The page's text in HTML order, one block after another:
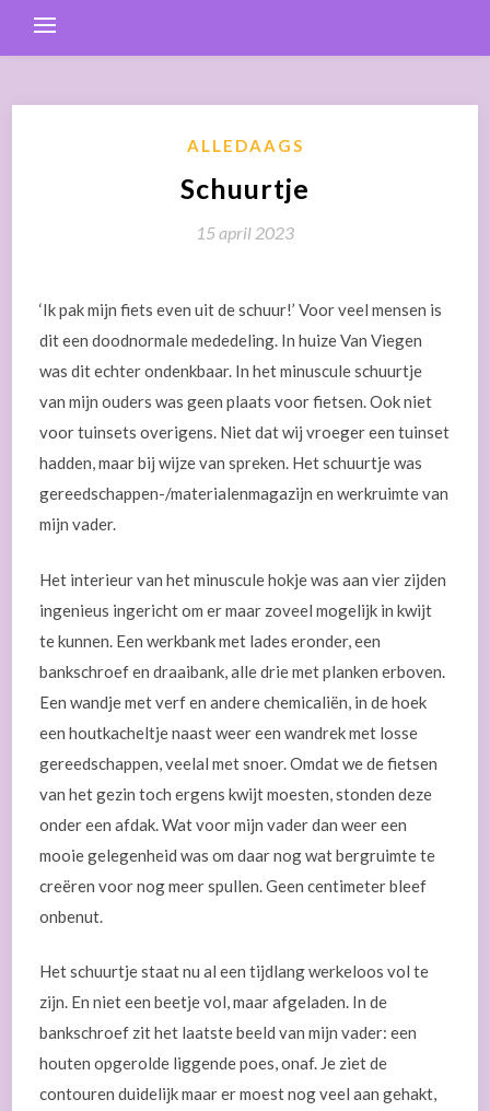
ALLEDAAGS
Schuurtje
15 april 2023
‘Ik pak mijn fiets even uit de schuur!’ Voor veel mensen is
dit een doodnormale mededeling. In huize Van Viegen
was dit echter ondenkbaar. In het minuscule schuurtje
van mijn ouders was geen plaats voor fietsen. Ook niet
voor tuinsets overigens. Niet dat wij vroeger een tuinset
hadden, maar bij wijze van spreken. Het schuurtje was
gereedschappen-/materialenmagazijn en werkruimte van
mijn vader.
Het interieur van het minuscule hokje was aan vier zijden
ingenieus ingericht om er maar zoveel mogelijk in kwijt
te kunnen. Een werkbank met lades eronder, een
bankschroef en draaibank, alle drie met planken erboven.
Een wandje met verf en andere chemicaliën, in de hoek
een houtkacheltje naast weer een wandrek met losse
gereedschappen, veelal met snoer. Omdat we de fietsen
van het gezin toch ergens kwijt moesten, stonden deze
onder een afdak. Wat voor mijn vader dan weer een
mooie gelegenheid was om daar nog wat bergruimte te
creëren voor nog meer spullen. Geen centimeter bleef
onbenut.
Het schuurtje staat nu al een tijdlang werkeloos vol te
zijn. En niet een beetje vol, maar afgeladen. In de
bankschroef zit het laatste beeld van mijn vader: een
houten opgerolde liggende poes, onaf. Je ziet de
contouren duidelijk maar er moest nog veel aan gehakt,